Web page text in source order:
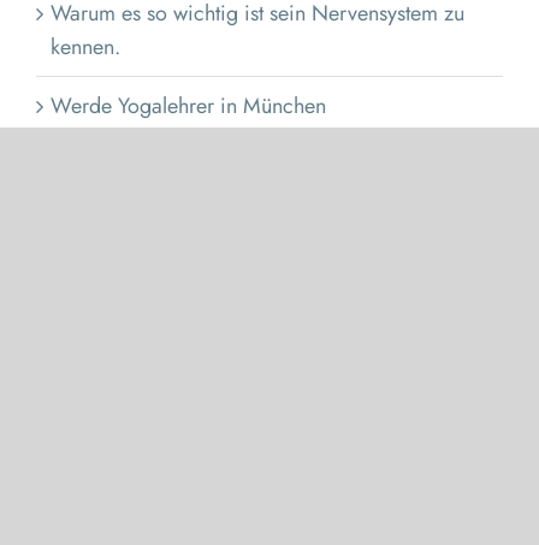
Warum es so wichtig ist sein Nervensystem zu
kennen.
Werde Yogalehrer in München